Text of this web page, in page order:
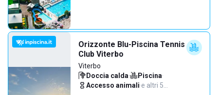
Orizzonte Blu-Piscina Tennis
Club Viterbo
Viterbo
Doccia calda· Piscina·
Accesso animali·e altri 5…